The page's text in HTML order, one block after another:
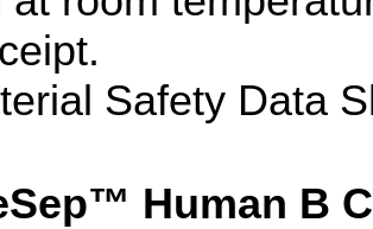
Safety Data
Human B